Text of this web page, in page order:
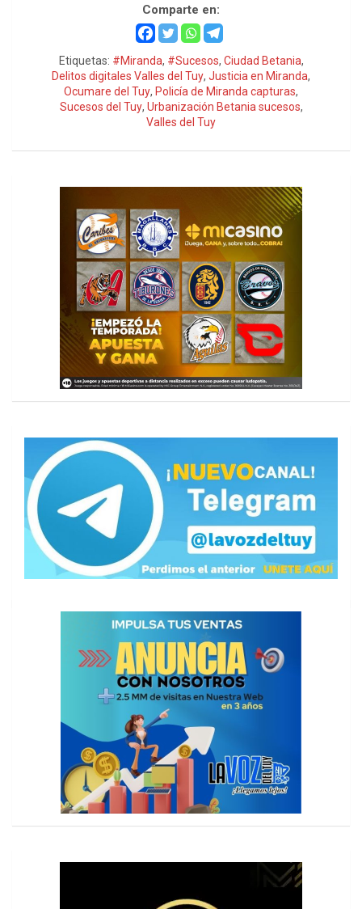
Comparte en:
Etiquetas: #Miranda, #Sucesos, Ciudad Betania,
Delitos digitales Valles del Tuy, Justicia en Miranda,
Ocumare del Tuy, Policía de Miranda capturas,
Sucesos del Tuy, Urbanización Betania sucesos,
Valles del Tuy